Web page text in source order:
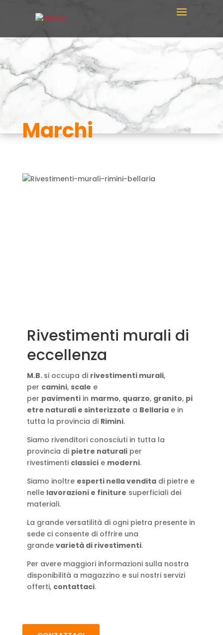
Marchi
Rivestimenti murali di
eccellenza
M.B. si occupa di rivestimenti murali,
per camini, scale e
per pavimenti in marmo, quarzo, granito, pi
etre naturali e sinterizzate a Bellaria e in
tutta la provincia di Rimini.
Siamo rivenditori conosciuti in tutta la
provincia di pietre naturali per
rivestimenti classici e moderni.
Siamo inoltre esperti nella vendita di pietre e
nelle lavorazioni e finiture superficiali dei
materiali.
La grande versatilità di ogni pietra presente in
sede ci consente di offrire una
grande varietà di rivestimenti.
Per avere maggiori informazioni sulla nostra
disponibilità a magazzino e sui nostri servizi
offerti, contattaci.